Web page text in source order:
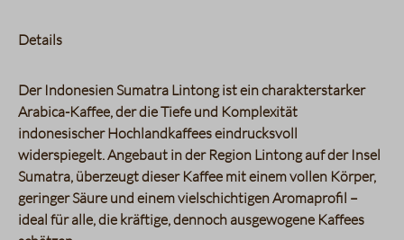
Details
Der Indonesien Sumatra Lintong ist ein charakterstarker
Arabica-Kaffee, der die Tiefe und Komplexität
indonesischer Hochlandkaffees eindrucksvoll
widerspiegelt. Angebaut in der Region Lintong auf der Insel
Sumatra, überzeugt dieser Kaffee mit einem vollen Körper,
geringer Säure und einem vielschichtigen Aromaprofil –
ideal für alle, die kräftige, dennoch ausgewogene Kaffees